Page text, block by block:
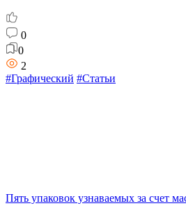
0
0
2
#Графический #Статьи
Пять упаковок узнаваемых за счет